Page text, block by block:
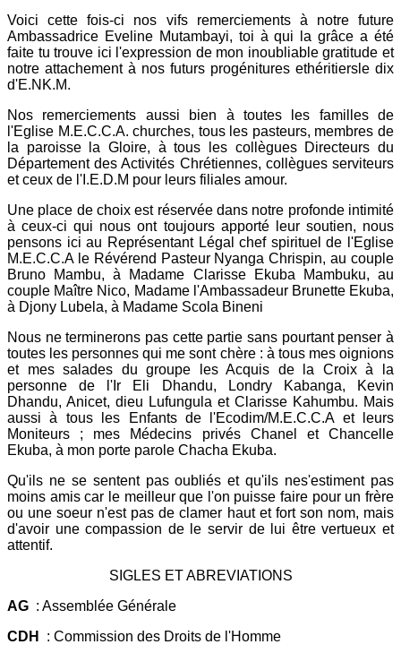
Voici cette fois-ci nos vifs remerciements à notre future
Ambassadrice Eveline Mutambayi, toi à qui la grâce a été
faite tu trouve ici l'expression de mon inoubliable gratitude et
notre attachement à nos futurs progénitures ethéritiersle dix
d'E.NK.M.
Nos remerciements aussi bien à toutes les familles de
l'Eglise M.E.C.C.A. churches, tous les pasteurs, membres de
la paroisse la Gloire, à tous les collègues Directeurs du
Département des Activités Chrétiennes, collègues serviteurs
et ceux de l'I.E.D.M pour leurs filiales amour.
Une place de choix est réservée dans notre profonde intimité
à ceux-ci qui nous ont toujours apporté leur soutien, nous
pensons ici au Représentant Légal chef spirituel de l'Eglise
M.E.C.C.A le Révérend Pasteur Nyanga Chrispin, au couple
Bruno Mambu, à Madame Clarisse Ekuba Mambuku, au
couple Maître Nico, Madame l'Ambassadeur Brunette Ekuba,
à Djony Lubela, à Madame Scola Bineni
Nous ne terminerons pas cette partie sans pourtant penser à
toutes les personnes qui me sont chère : à tous mes oignions
et mes salades du groupe les Acquis de la Croix à la
personne de l'Ir Eli Dhandu, Londry Kabanga, Kevin
Dhandu, Anicet, dieu Lufungula et Clarisse Kahumbu. Mais
aussi à tous les Enfants de l'Ecodim/M.E.C.C.A et leurs
Moniteurs ; mes Médecins privés Chanel et Chancelle
Ekuba, à mon porte parole Chacha Ekuba.
Qu'ils ne se sentent pas oubliés et qu'ils nes'estiment pas
moins amis car le meilleur que l'on puisse faire pour un frère
ou une soeur n'est pas de clamer haut et fort son nom, mais
d'avoir une compassion de le servir de lui être vertueux et
attentif.
SIGLES ET ABREVIATIONS
AG : Assemblée Générale
CDH
: Commission des Droits de l'Homme